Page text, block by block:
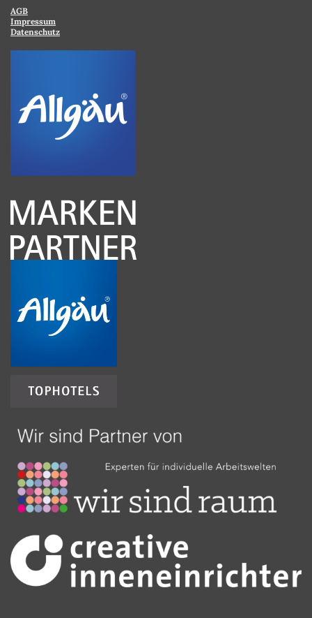
AGB
Impressum
Datenschutz